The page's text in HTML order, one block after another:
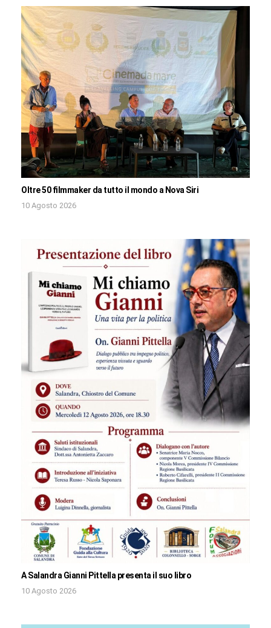
Oltre 50 filmmaker da tutto il mondo a Nova Siri
10 Agosto 2026
A Salandra Gianni Pittella presenta il suo libro
10 Agosto 2026